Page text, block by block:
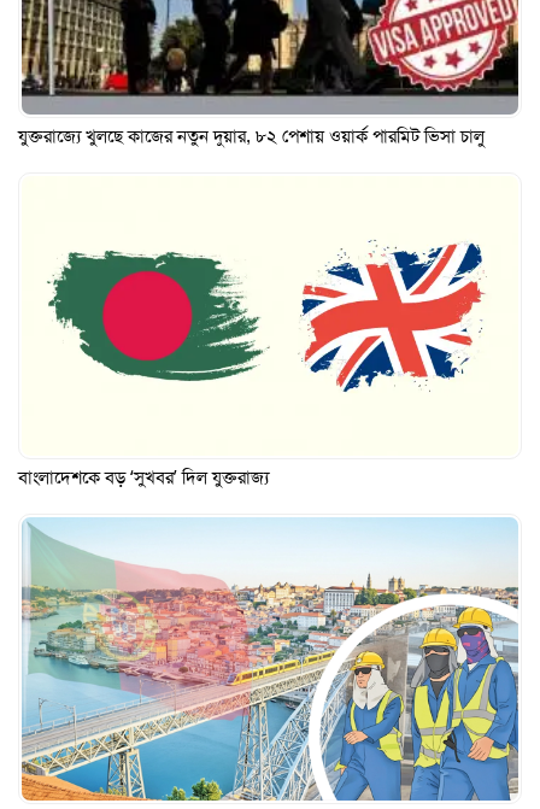
যুক্তরাজ্যে খুলছে কাজের নতুন দুয়ার, ৮২ পেশায় ওয়ার্ক পারমিট ভিসা চালু
বাংলাদেশকে বড় ‘সুখবর’ দিল যুক্তরাজ্য